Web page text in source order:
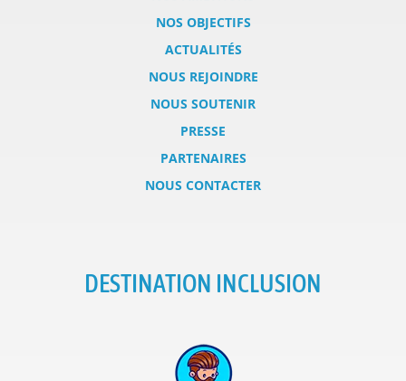
NOS OBJECTIFS
ACTUALITÉS
NOUS REJOINDRE
NOUS SOUTENIR
PRESSE
PARTENAIRES
NOUS CONTACTER
DESTINATION INCLUSION